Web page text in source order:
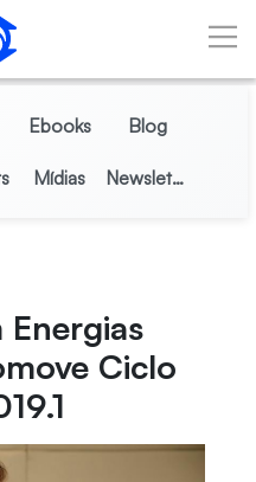
Ebooks Blog
Mídias Newsletter
Ciclo